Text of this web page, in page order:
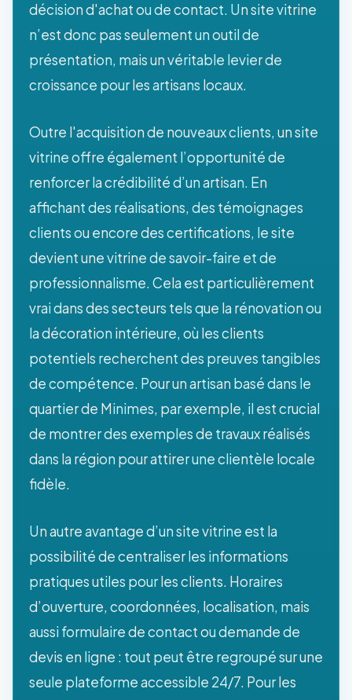
décision d'achat ou de contact. Un site vitrine
n’est donc pas seulement un outil de
présentation, mais un véritable levier de
croissance pour les artisans locaux.
Outre l'acquisition de nouveaux clients, un site
vitrine offre également l’opportunité de
renforcer la crédibilité d’un artisan. En
affichant des réalisations, des témoignages
clients ou encore des certifications, le site
devient une vitrine de savoir-faire et de
professionnalisme. Cela est particulièrement
vrai dans des secteurs tels que la rénovation ou
la décoration intérieure, où les clients
potentiels recherchent des preuves tangibles
de compétence. Pour un artisan basé dans le
quartier de Minimes, par exemple, il est crucial
de montrer des exemples de travaux réalisés
dans la région pour attirer une clientèle locale
fidèle.
Un autre avantage d’un site vitrine est la
possibilité de centraliser les informations
pratiques utiles pour les clients. Horaires
d’ouverture, coordonnées, localisation, mais
aussi formulaire de contact ou demande de
devis en ligne : tout peut être regroupé sur une
seule plateforme accessible 24/7. Pour les